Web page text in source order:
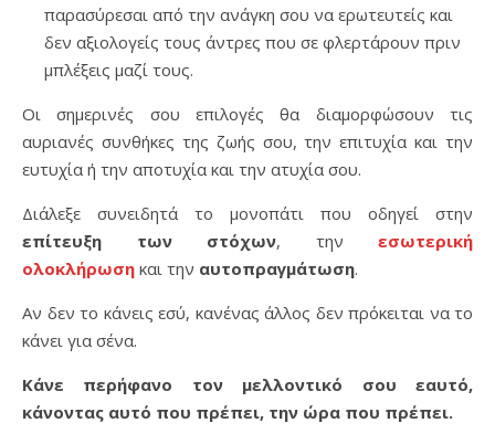
παρασύρεσαι από την ανάγκη σου να ερωτευτείς και
δεν αξιολογείς τους άντρες που σε φλερτάρουν πριν
μπλέξεις μαζί τους.
Οι σημερινές σου επιλογές θα διαμορφώσουν τις
αυριανές συνθήκες της ζωής σου, την επιτυχία και την
ευτυχία ή την αποτυχία και την ατυχία σου.
Διάλεξε συνειδητά το μονοπάτι που οδηγεί στην
επίτευξη των στόχων, την εσωτερική
ολοκλήρωση και την αυτοπραγμάτωση.
Αν δεν το κάνεις εσύ, κανένας άλλος δεν πρόκειται να το
κάνει για σένα.
Κάνε περήφανο τον μελλοντικό σου εαυτό,
κάνοντας αυτό που πρέπει, την ώρα που πρέπει.